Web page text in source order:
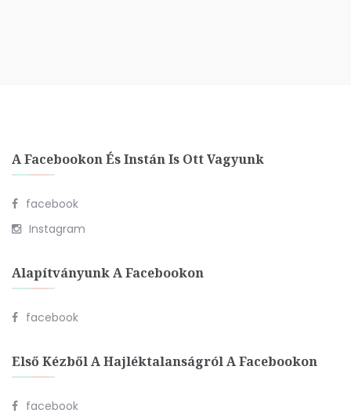
A Facebookon És Instán Is Ott Vagyunk
facebook
Instagram
Alapítványunk A Facebookon
facebook
Első Kézből A Hajléktalanságról A Facebookon
facebook